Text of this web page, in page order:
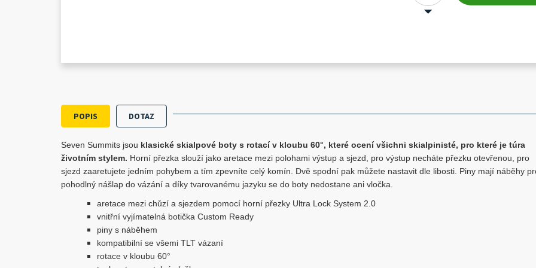
POPIS DOTAZ
Seven Summits jsou klasické skialpové boty s rotací v kloubu 60°, které ocení všichni skialpinisté, pro které je túra
životním stylem. Horní přezka slouží jako aretace mezi polohami výstup a sjezd, pro výstup necháte přezku otevřenou, pro
sjezd zaaretujete jedním pohybem a tím zpevníte celý komín. Dvě spodní pak můžete nastavit dle libosti. Piny mají náběhy
pohodlný nášlap do vázání a díky tvarovanému jazyku se do boty nedostane ani vločka.
aretace mezi chůzí a sjezdem pomocí horní přezky Ultra Lock System 2.0
vnitřní vyjímatelná botička Custom Ready
piny s náběhem
kompatibilní se všemi TLT vázaní
rotace v kloubu 60°